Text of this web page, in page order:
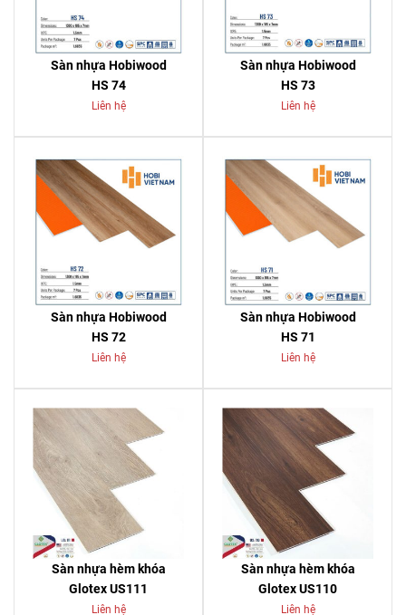
Sàn nhựa Hobiwood
HS 74
Liên hệ
Sàn nhựa Hobiwood
HS 73
Liên hệ
Sàn nhựa Hobiwood
HS 72
Liên hệ
Sàn nhựa Hobiwood
HS 71
Liên hệ
Sàn nhựa hèm khóa
Glotex US111
Liên hệ
Sàn nhựa hèm khóa
Glotex US110
Liên hệ